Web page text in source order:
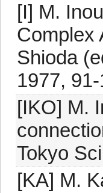
[I] M.
Complex
Shioda
1977,
[IKO] M.
Tokyo
[KA] M.